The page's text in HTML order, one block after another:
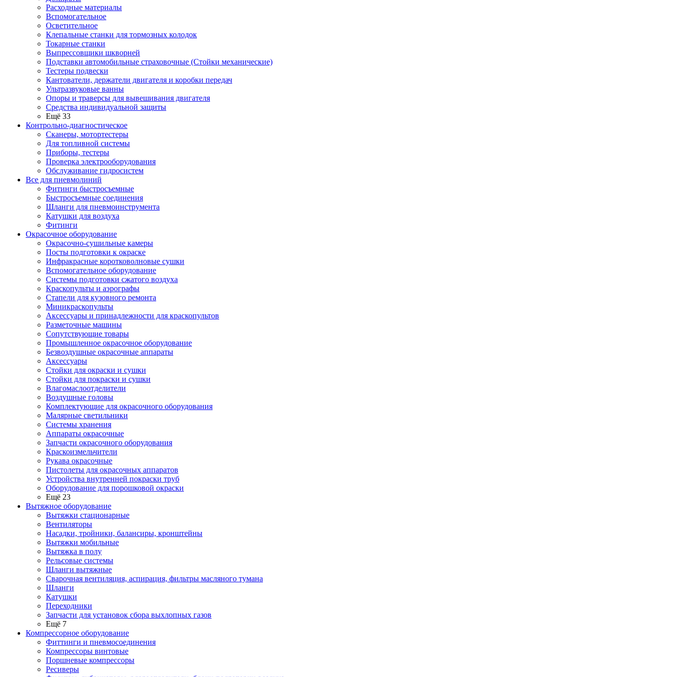
Расходные материалы
Вспомогательное
Осветительное
Клепальные станки для тормозных колодок
Токарные станки
Выпрессовщики шкворней
Подставки автомобильные страховочные (Стойки механические)
Тестеры подвески
Кантователи, держатели двигателя и коробки передач
Ультразвуковые ванны
Опоры и траверсы для вывешивания двигателя
Средства индивидуальной защиты
Ещё 33
Контрольно-диагностическое
Сканеры, мотортестеры
Для топливной системы
Приборы, тестеры
Проверка электрооборудования
Обслуживание гидросистем
Все для пневмолиний
Фитинги быстросъемные
Быстросъемные соединения
Шланги для пневмоинструмента
Катушки для воздуха
Фитинги
Окрасочное оборудование
Окрасочно-сушильные камеры
Посты подготовки к окраске
Инфракрасные коротковолновые сушки
Вспомогательное оборудование
Системы подготовки сжатого воздуха
Краскопульты и аэрографы
Стапели для кузовного ремонта
Миникраскопульты
Аксессуары и принадлежности для краскопультов
Разметочные машины
Сопутствующие товары
Промышленное окрасочное оборудование
Безвоздушные окрасочные аппараты
Аксессуары
Стойки для окраски и сушки
Стойки для покраски и сушки
Влагомаслоотделители
Воздушные головы
Комплектующие для окрасочного оборудования
Малярные светильники
Системы хранения
Аппараты окрасочные
Запчасти окрасочного оборудования
Краскоизмельчители
Рукава окрасочные
Пистолеты для окрасочных аппаратов
Устройства внутренней покраски труб
Оборудование для порошковой окраски
Ещё 23
Вытяжное оборудование
Вытяжки стационарные
Вентиляторы
Насадки, тройники, балансиры, кронштейны
Вытяжки мобильные
Вытяжка в полу
Рельсовые системы
Шланги вытяжные
Сварочная вентиляция, аспирация, фильтры масляного тумана
Шланги
Катушки
Переходники
Запчасти для установок сбора выхлопных газов
Ещё 7
Компрессорное оборудование
Фиттинги и пневмосоединения
Компрессоры винтовые
Поршневые компрессоры
Ресиверы